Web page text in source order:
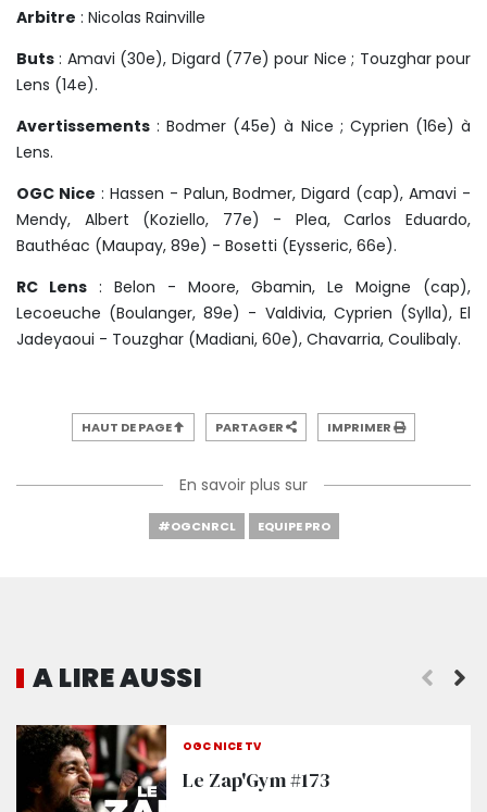
Arbitre : Nicolas Rainville
Buts : Amavi (30e), Digard (77e) pour Nice ; Touzghar pour
Lens (14e).
Avertissements : Bodmer (45e) à Nice ; Cyprien (16e) à
Lens.
OGC Nice : Hassen - Palun, Bodmer, Digard (cap), Amavi -
Mendy, Albert (Koziello, 77e) - Plea, Carlos Eduardo,
Bauthéac (Maupay, 89e) - Bosetti (Eysseric, 66e).
RC Lens : Belon - Moore, Gbamin, Le Moigne (cap),
Lecoeuche (Boulanger, 89e) - Valdivia, Cyprien (Sylla), El
Jadeyaoui - Touzghar (Madiani, 60e), Chavarria, Coulibaly.
HAUT DE PAGE PARTAGER IMPRIMER
En savoir plus sur
#OGCNRCL EQUIPE PRO
A LIRE AUSSI
OGC NICE TV
Le Zap'Gym #173
Dante : « On est allé la chercher »